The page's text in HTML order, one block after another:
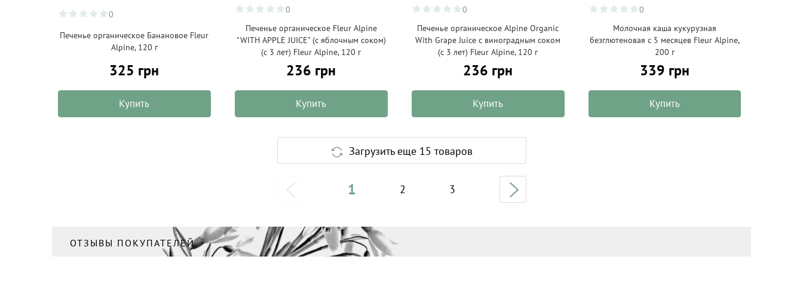
0
Печенье органическое Банановое Fleur
Alpine, 120 г
325 грн
Купить
0
Печенье органическое Fleur Alpine
"WITH APPLE JUICE" (с яблочным соком)
(с 3 лет) Fleur Alpine, 120 г
236 грн
Купить
0
Печенье органическое Alpine Organic
With Grape Juice с виноградным соком
(с 3 лет) Fleur Alpine, 120 г
236 грн
Купить
0
Молочная каша кукурузная
безглютеновая с 5 месяцев Fleur Alpine,
200 г
339 грн
Купить
Загрузить еще 15 товаров
1 2 3
ОТЗЫВЫ ПОКУПАТЕЛЕЙ